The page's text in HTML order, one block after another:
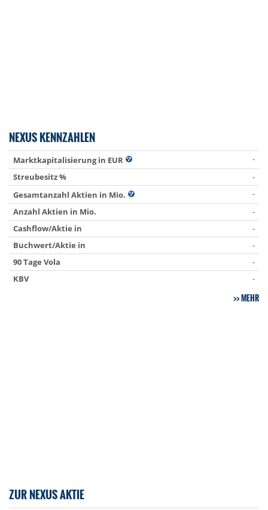
NEXUS KENNZAHLEN
Marktkapitalisierung in EUR
-
Streubesitz %
-
Gesamtanzahl Aktien in Mio.
-
Anzahl Aktien in Mio.
-
Cashflow/Aktie in
-
Buchwert/Aktie in
-
90 Tage Vola
-
KBV
-
MEHR
ZUR NEXUS AKTIE